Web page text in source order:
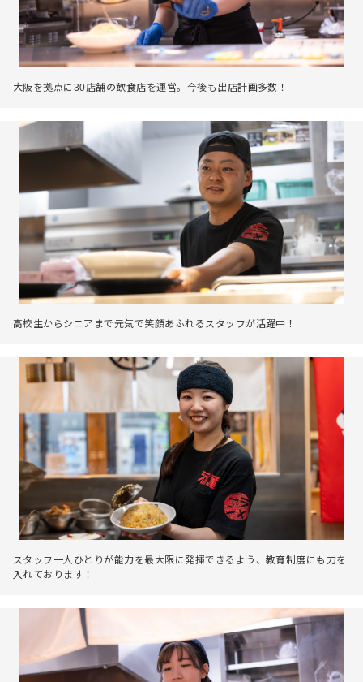
大阪を拠点に30店舗の飲食店を運営。今後も出店計画多数！
高校生からシニアまで元気で笑顔あふれるスタッフが活躍中！
スタッフ一人ひとりが能力を最大限に発揮できるよう、教育制度にも力を
入れております！